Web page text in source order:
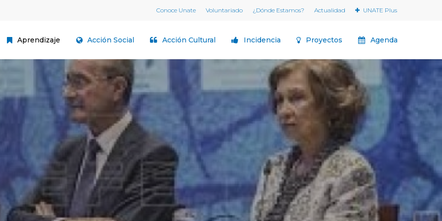
Conoce Unate Voluntariado ¿Dónde Estamos? Actualidad UNATE Plus
Aprendizaje Acción Social Acción Cultural Incidencia Proyectos Agenda